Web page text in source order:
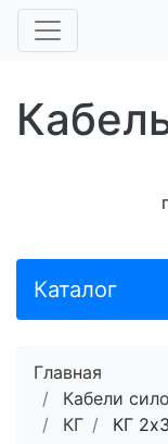
Каталог
Главная
Кабели
КГ
КГ